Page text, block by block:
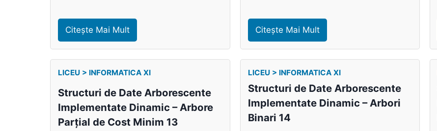
Citește Mai Mult Citește Mai Mult
LICEU > INFORMATICA XI
Structuri de Date Arborescente
Implementate Dinamic – Arbore
Parțial de Cost Minim 13
LICEU > INFORMATICA XI
Structuri de Date Arborescente
Implementate Dinamic – Arbori
Binari 14